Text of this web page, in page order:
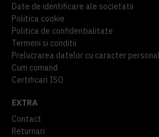
Date de identificare ale societatii
Politica cookie
Politica de confidentialitate
Termeni si conditii
Prelucrarea datelor cu caracter personal
Cum comand
Certificari ISO
EXTRA
Contact
Returnari